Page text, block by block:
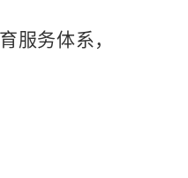
服务体系，